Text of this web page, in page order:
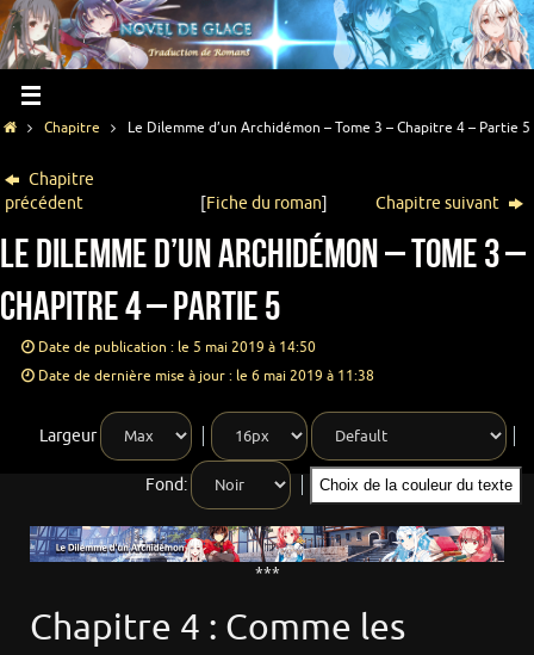
Chapitre Le Dilemme d’un Archidémon – Tome 3 – Chapitre 4 – Partie 5
Chapitre
précédent
[Fiche du roman] Chapitre suivant
Le Dilemme d’un Archidémon – Tome 3 –
Chapitre 4 – Partie 5
Date de publication : le 5 mai 2019 à 14:50
Date de dernière mise à jour : le 6 mai 2019 à 11:38
Largeur
Fond: Choix de la couleur du texte
***
Chapitre 4 : Comme les